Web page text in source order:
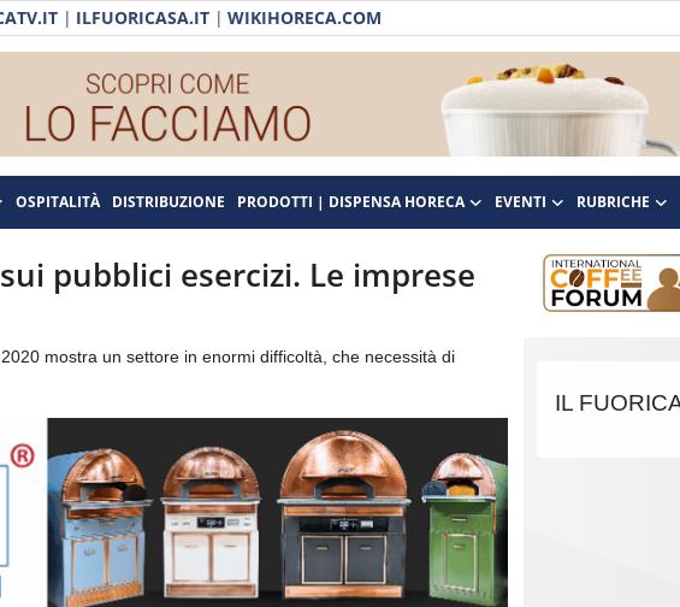
| ILFUORICASA.IT | WIKIHORECA.COM
OSPITALITÀ DISTRIBUZIONE PRODOTTI | DISPENSA HORECA EVENTI RUBRICHE
pubblici esercizi. Le imprese
mostra un settore in enormi difficoltà, che necessità di